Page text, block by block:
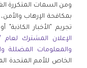
ومن السمات المتكررة
بمكافحة الإرهاب والأمن،
تجريم "الأخبار
والمعلومات المضللة
الخاص للأمم المتحدة